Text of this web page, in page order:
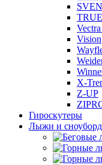
TRUE
Vision
X-
Z-UP
Гироскутеры
Лыжи и